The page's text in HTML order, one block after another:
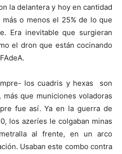
la delantera y hoy en cantidad
o menos el 25% de lo que
Era inevitable que surgieran
el dron que están cocinando
los cuadris y hexas son
que municiones voladoras
fue así. Ya en la guerra de
los azeríes le colgaban minas
al frente, en un arco
Usaban este combo contra